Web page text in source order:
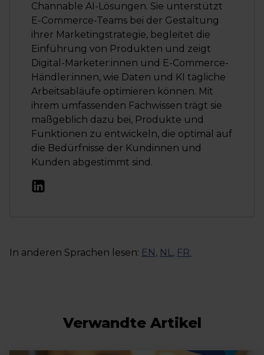
Channable AI-Lösungen. Sie unterstützt
E-Commerce-Teams bei der Gestaltung
ihrer Marketingstrategie, begleitet die
Einführung von Produkten und zeigt
Digital-Marketer:innen und E-Commerce-
Händler:innen, wie Daten und KI tägliche
Arbeitsabläufe optimieren können. Mit
ihrem umfassenden Fachwissen trägt sie
maßgeblich dazu bei, Produkte und
Funktionen zu entwickeln, die optimal auf
die Bedürfnisse der Kundinnen und
Kunden abgestimmt sind.
In anderen Sprachen lesen: EN , NL, FR.
Verwandte Artikel